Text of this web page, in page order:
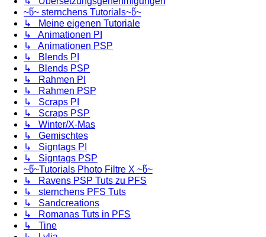
~წ~ sternchens Tutorials~წ~
↳ Meine eigenen Tutoriale
↳ Animationen PI
↳ Animationen PSP
↳ Blends PI
↳ Blends PSP
↳ Rahmen PI
↳ Rahmen PSP
↳ Scraps PI
↳ Scraps PSP
↳ Winter/X-Mas
↳ Gemischtes
↳ Signtags PI
↳ Signtags PSP
~წ~Tutorials Photo Filtre X ~წ~
↳ Ravens PSP Tuts zu PFS
↳ sternchens PFS Tuts
↳ Sandcreations
↳ Romanas Tuts in PFS
↳ Tine